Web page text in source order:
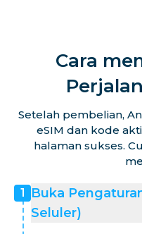
Cara
Setelah pembelian,
eSIM dan kode
halaman sukses.
1
Buka
Seluler)